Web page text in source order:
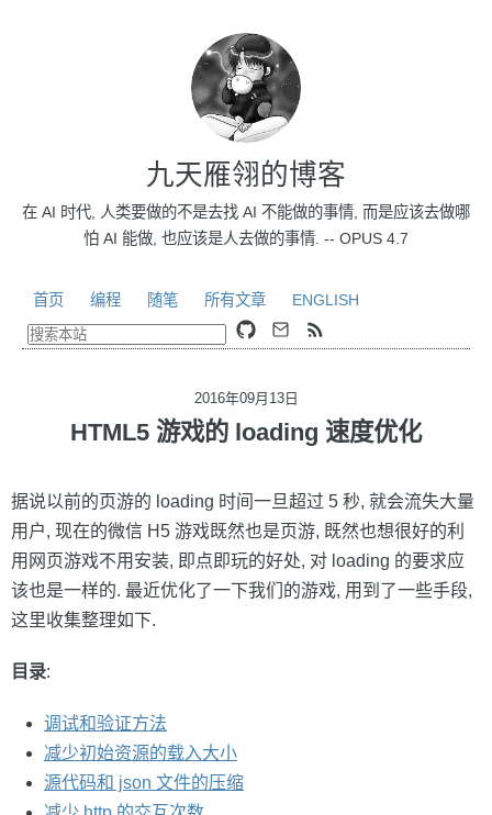
九天雁翎的博客
在 AI 时代, 人类要做的不是去找 AI 不能做的事情, 而是应该去做哪
怕 AI 能做, 也应该是人去做的事情. -- OPUS 4.7
首页 编程 随笔 所有文章 ENGLISH
2016年09月13日
HTML5 游戏的 loading 速度优化
据说以前的页游的 loading 时间一旦超过 5 秒, 就会流失大量
用户, 现在的微信 H5 游戏既然也是页游, 既然也想很好的利
用网页游戏不用安装, 即点即玩的好处, 对 loading 的要求应
该也是一样的. 最近优化了一下我们的游戏, 用到了一些手段,
这里收集整理如下.
目录:
调试和验证方法
减少初始资源的载入大小
源代码和 json 文件的压缩